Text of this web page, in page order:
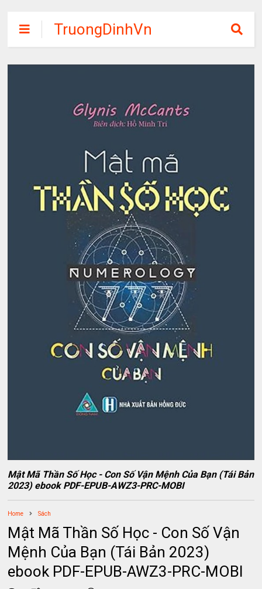
TruongDinhVn
Chia sẽ ebook,
các khóa học,
tập miễn phí
Mật Mã Thần Số Học - Con Số Vận Mệnh Của Bạn (Tái Bản
2023) ebook PDF-EPUB-AWZ3-PRC-MOBI
Home Sách
Mật Mã Thần Số Học - Con Số Vận
Mệnh Của Bạn (Tái Bản 2023)
ebook PDF-EPUB-AWZ3-PRC-MOBI